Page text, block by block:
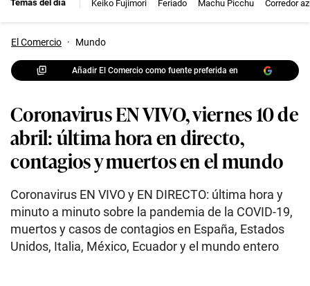
Temas del día Keiko Fujimori Feriado Machu Picchu Corredor
El Comercio · Mundo
Añadir El Comercio como fuente preferida en
Coronavirus EN VIVO, viernes 10 de
abril: última hora en directo,
contagios y muertos en el mundo
Coronavirus EN VIVO y EN DIRECTO: última hora y
minuto a minuto sobre la pandemia de la COVID-19,
muertos y casos de contagios en España, Estados
Unidos, Italia, México, Ecuador y el mundo entero